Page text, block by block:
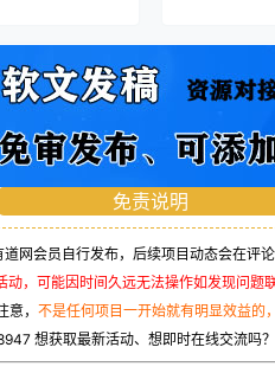
免责说明
网会员自行发布，后续项目动态会在评论
，可能因时间久远无法操作如发现问题
， 不是任何项目一开始就有明显效益的，
想获取最新活动、想即时在线交流吗